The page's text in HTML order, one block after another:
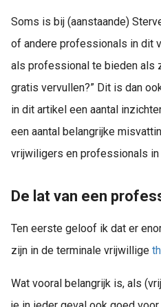
Soms is bij (aanstaande)
of andere professionals in dit
als professional te bieden als
gratis vervullen?” Dit is dan
in dit artikel een aantal
een aantal belangrijke
vrijwiligers en professionals
De lat van een
Ten eerste geloof ik dat er
zijn in de terminale vrijwillige
Wat vooral belangrijk is, als